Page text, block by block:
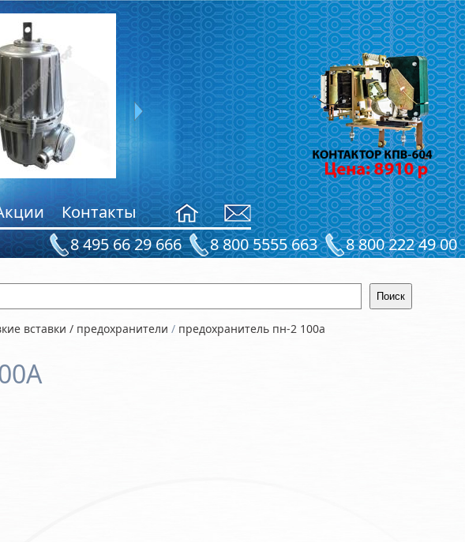
Рама ТКГ-200
4790руб.
Контакты
8 495 66 29 666
8 800 5555 663 8 800 222 49 00
вставки / предохранители / предохранитель пн-2 100а